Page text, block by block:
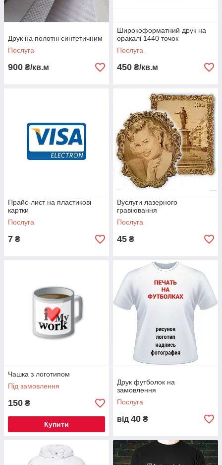
Друк на полотні синтетичним
Послуга
900 ₴/кв.м
Широкоформатний друк на
оракалі 1440 точок
Послуга
450 ₴/кв.м
Прайс-лист на пластикові
картки
Послуга
7 ₴
Вуслуги лазерного
гравіювання
Послуга
45 ₴
Чашка з логотипом
Під замовлення
150 ₴
Купити
Друк футболок на
замовлення
Послуга
від 40 ₴